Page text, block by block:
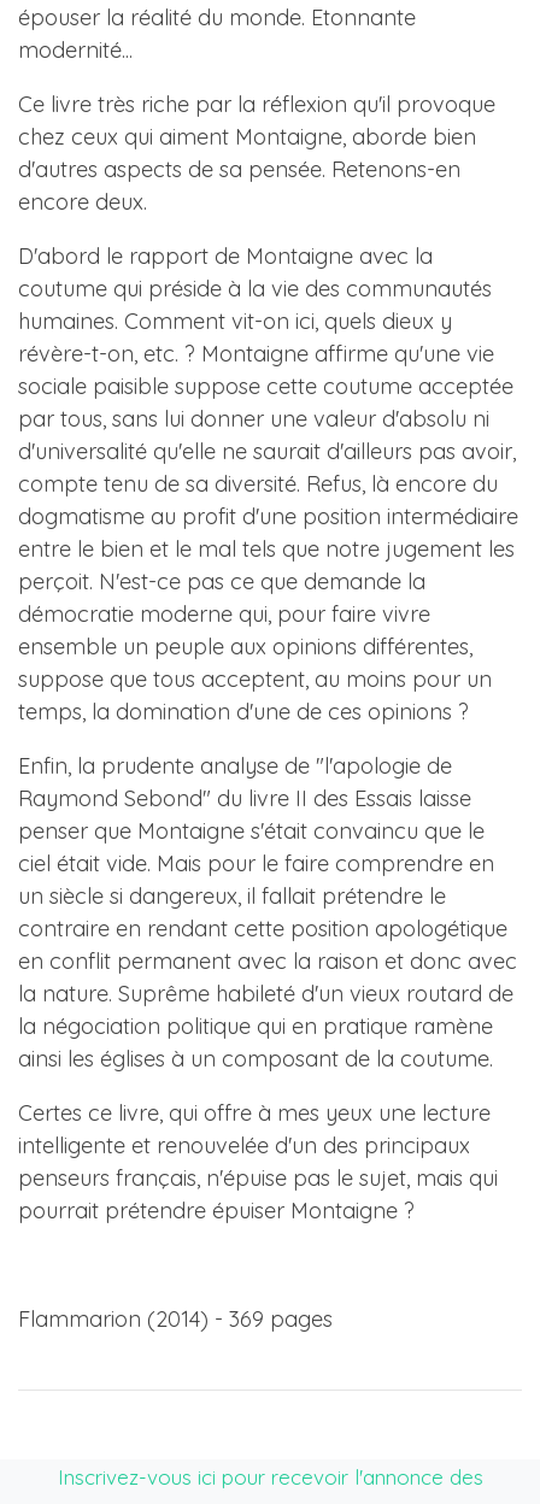
épouser la réalité du monde. Etonnante
modernité...
Ce livre très riche par la réflexion qu'il provoque
chez ceux qui aiment Montaigne, aborde bien
d'autres aspects de sa pensée. Retenons-en
encore deux.
D'abord le rapport de Montaigne avec la
coutume qui préside à la vie des communautés
humaines. Comment vit-on ici, quels dieux y
révère-t-on, etc. ? Montaigne affirme qu'une vie
sociale paisible suppose cette coutume acceptée
par tous, sans lui donner une valeur d'absolu ni
d'universalité qu'elle ne saurait d'ailleurs pas avoir,
compte tenu de sa diversité. Refus, là encore du
dogmatisme au profit d'une position intermédiaire
entre le bien et le mal tels que notre jugement les
perçoit. N'est-ce pas ce que demande la
démocratie moderne qui, pour faire vivre
ensemble un peuple aux opinions différentes,
suppose que tous acceptent, au moins pour un
temps, la domination d'une de ces opinions ?
Enfin, la prudente analyse de "l'apologie de
Raymond Sebond" du livre II des Essais laisse
penser que Montaigne s'était convaincu que le
ciel était vide. Mais pour le faire comprendre en
un siècle si dangereux, il fallait prétendre le
contraire en rendant cette position apologétique
en conflit permanent avec la raison et donc avec
la nature. Suprême habileté d'un vieux routard de
la négociation politique qui en pratique ramène
ainsi les églises à un composant de la coutume.
Certes ce livre, qui offre à mes yeux une lecture
intelligente et renouvelée d'un des principaux
penseurs français, n'épuise pas le sujet, mais qui
pourrait prétendre épuiser Montaigne ?
Flammarion (2014) - 369 pages
Inscrivez-vous ici pour recevoir l'annonce des